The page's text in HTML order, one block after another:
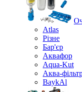
Atlas
Різне
Бар'єр
Аквафор
Aqua-Kut
Аква-
BaykAl